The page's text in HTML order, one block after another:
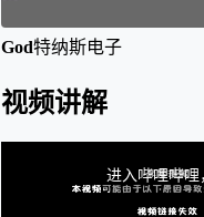
God特纳斯电子
视频讲解